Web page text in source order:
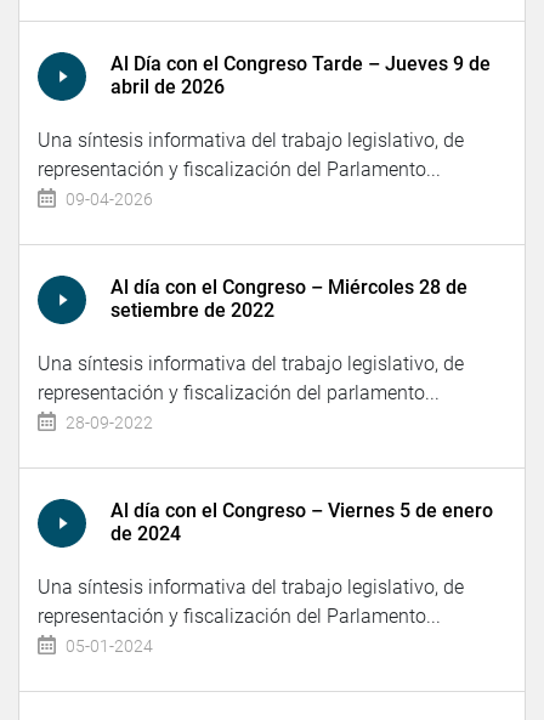
Al Día con el Congreso Tarde – Jueves 9 de
abril de 2026
Una síntesis informativa del trabajo legislativo, de
representación y fiscalización del Parlamento...
09-04-2026
Al día con el Congreso – Miércoles 28 de
setiembre de 2022
Una síntesis informativa del trabajo legislativo, de
representación y fiscalización del parlamento...
28-09-2022
Al día con el Congreso – Viernes 5 de enero
de 2024
Una síntesis informativa del trabajo legislativo, de
representación y fiscalización del Parlamento...
05-01-2024